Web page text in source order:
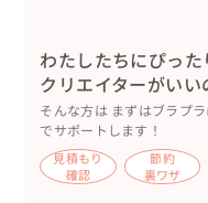
結婚証明書には、ゲ
意🌳
（緑：忍耐、黄色：笑
択）、オレンジ：感謝
挙式のあとは、国立博
おふたりのお人柄がよ
お写真となりました✨️
わたしたちにぴっ
クリエイターがいい
そんな方は まずはブラプ
でサポートします！
見積もり
確認
節約
裏ワザ